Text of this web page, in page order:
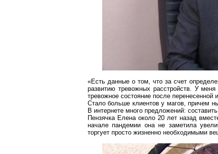
«Есть данные о том, что за счет
развитию тревожных расстройств. У
тревожное состояние после
Стало больше клиентов у магов, причем
В интернете много предложений:
ПензячкаЕлена около 20 лет назад
начале пандемии она не заметила
торгует просто жизненно необходимыми